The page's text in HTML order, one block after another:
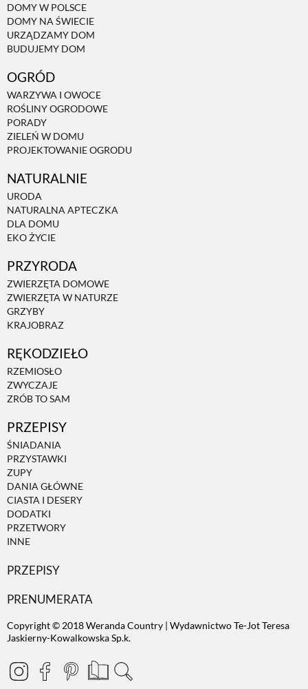
DOMY W POLSCE
DOMY NA ŚWIECIE
URZĄDZAMY DOM
BUDUJEMY DOM
OGRÓD
WARZYWA I OWOCE
ROŚLINY OGRODOWE
PORADY
ZIELEŃ W DOMU
PROJEKTOWANIE OGRODU
NATURALNIE
URODA
NATURALNA APTECZKA
DLA DOMU
EKO ŻYCIE
PRZYRODA
ZWIERZĘTA DOMOWE
ZWIERZĘTA W NATURZE
GRZYBY
KRAJOBRAZ
RĘKODZIEŁO
RZEMIOSŁO
ZWYCZAJE
ZRÓB TO SAM
PRZEPISY
ŚNIADANIA
PRZYSTAWKI
ZUPY
DANIA GŁÓWNE
CIASTA I DESERY
DODATKI
PRZETWORY
INNE
PRZEPISY
PRENUMERATA
Copyright © 2018 Weranda Country | Wydawnictwo Te-Jot Teresa
Jaskierny-Kowalkowska Sp.k.